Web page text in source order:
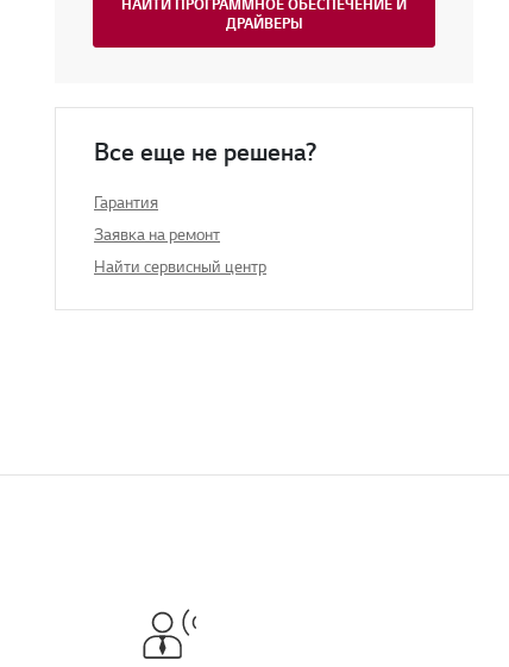
НАЙТИ ПРОГРАММНОЕ ОБЕСПЕЧЕНИЕ И
ДРАЙВЕРЫ
Все еще не решена?
Гарантия
Заявка на ремонт
Найти сервисный центр